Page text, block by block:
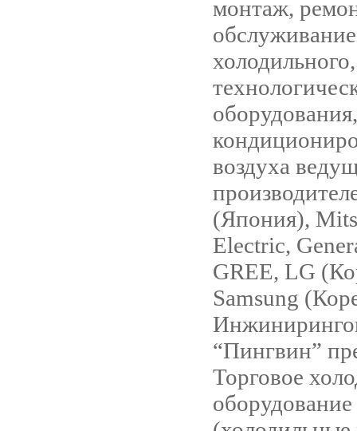
монтаж,
обслуживание
воздуха
(Япония),
Electric,
GREE, LG
Samsung
“Пингвин”
Торговое
оборудование